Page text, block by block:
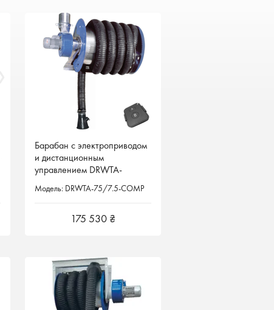
Барабан с электроприводом
и дистанционным
управлением DRWTA-
75/7.5-COMP Filcar Италия
Модель: DRWTA-75/7.5-COMP
175 530 ₴
Барабан с электроприводом
и дистанционным
управлением DRWTA-
75/7.5-COMP Filcar Италия
Модель: DRWTA-75/7.5-COMP
175 530 ₴